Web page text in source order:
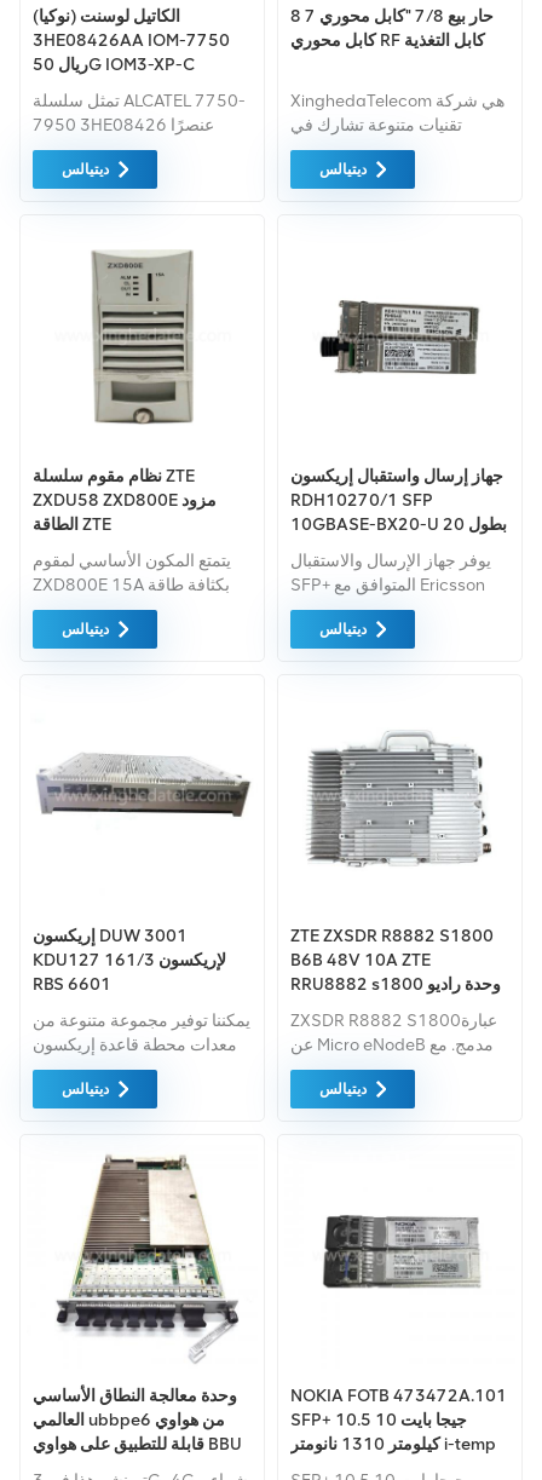
الكاتيل لوسنت (نوكيا)
3HE08426AA IOM-7750
ريال 50G IOM3-XP-C
IPU3A66EAA
تمثل سلسلة ALCATEL 7750-
7950 3HE08426 عنصرًا
واحدًا من منتجاتنا الشاملة
محفظة الاتصالات السلكية
منتجات من العديد من الشركات
المصنعة الأصلية الرئيسية في
ديتيالس
حار بيع 7/8 "كابل محوري 7 8
كابل محوري RF كابل التغذية
XinghedaTelecom هي شركة
تقنيات متنوعة تشارك في
التكامل، تصنيع وتركيب مواقع
IBS وBTS
ديتيالس
نظام مقوم سلسلة ZTE
ZXDU58 ZXD800E مزود
الطاقة ZTE
يتمتع المكون الأساسي لمقوم
ZXD800E 15A بكثافة طاقة
تصل إلى 400 ميجاوات / سم 3
ووزن 1.9 كجم فقط، وهو على
ديتيالس
جهاز إرسال واستقبال إريكسون
RDH10270/1 SFP
10GBASE-BX20-U بطول 20
كم BIDI SFP+
يوفر جهاز الإرسال والاستقبال
SFP+ المتوافق مع Ericsson
RDH10270/1 10 GBase-BX
(SMF) باستخدام طول موجة
عبر موصل LC.
ديتيالس
إريكسون DUW 3001
KDU127 161/3 لإريكسون
RBS 6601
يمكننا توفير مجموعة متنوعة من
معدات محطة قاعدة إريكسون
المستعملة والجديدة لشركة
إريكسون مثل Ericsson DUW
فضلك اسمحوا لنا أن نعرف
النموذج المحدد.
ديتيالس
ZTE ZXSDR R8882 S1800
B6B 48V 10A ZTE
RRU8882 s1800 وحدة راديو
ZXSDR R8882 S1800عبارة
عن Micro eNodeB مدمج. مع
تصميم متكامل، صغير جدًا
الحجم واستهلاك الطاقة
تطبيقه على نقطة الاتصال، في
الأماكن المغلقة وتغطية
المناطق الحضرية.
ديتيالس
وحدة معالجة النطاق الأساسي
العالمي ubbpe6 من هواوي
قابلة للتطبيق على هواوي BBU
NOKIA FOTB 473472A.101
SFP+ 10.5 جيجا بايت 10
كيلومتر 1310 نانومتر i-temp